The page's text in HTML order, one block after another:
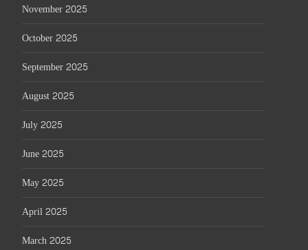
November 2025
October 2025
September 2025
August 2025
July 2025
June 2025
May 2025
April 2025
March 2025